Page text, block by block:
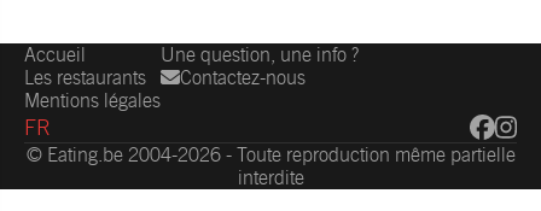
Accueil
Les restaurants
Mentions légales
Une question, une info ?
Contactez-nous
FR
© Eating.be 2004-2026 - Toute reproduction même partielle
interdite